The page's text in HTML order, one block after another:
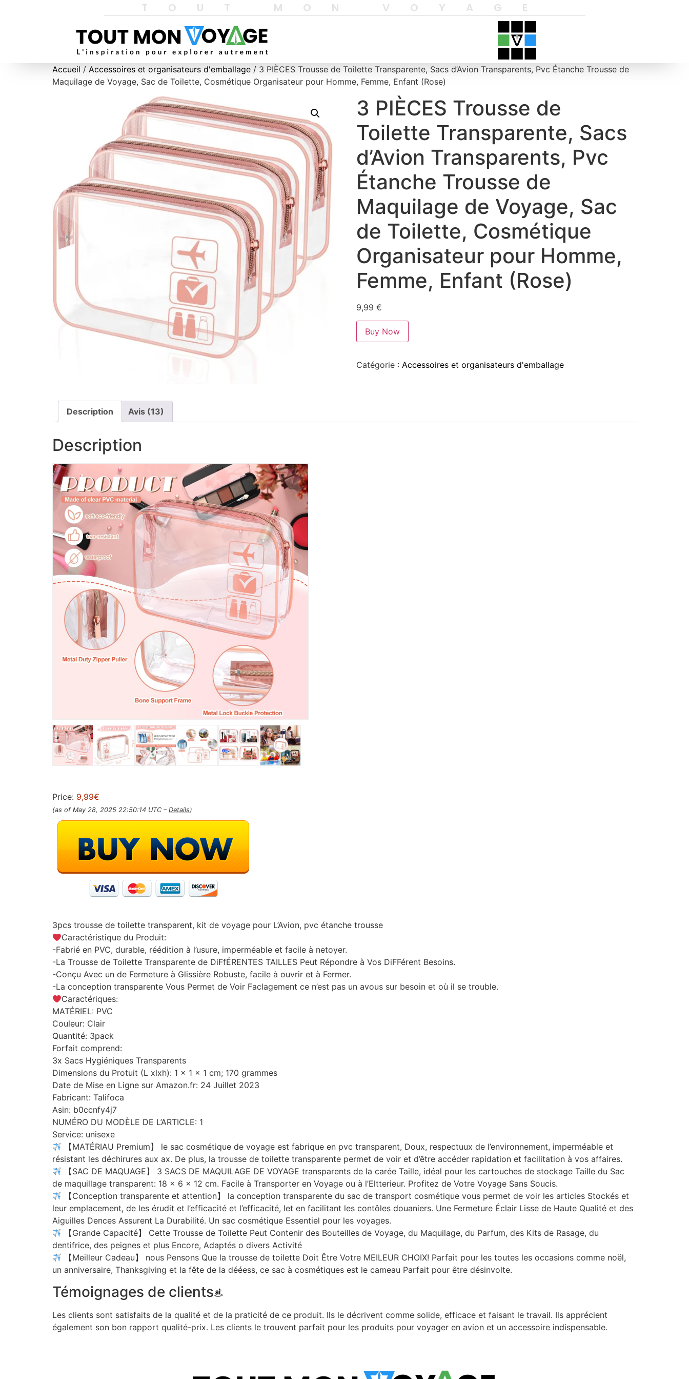
TOUT MON VOYAGE
Accueil / Accessoires et organisateurs d'emballage / 3 PIÈCES Trousse de Toilette Transparente, Sacs d’Avion Transparents, Pvc Étanche Trousse de
Maquilage de Voyage, Sac de Toilette, Cosmétique Organisateur pour Homme, Femme, Enfant (Rose)
3 PIÈCES Trousse de
Toilette Transparente, Sacs
d’Avion Transparents, Pvc
Étanche Trousse de
Maquilage de Voyage, Sac
de Toilette, Cosmétique
Organisateur pour Homme,
Femme, Enfant (Rose)
9,99 €
Buy Now
Catégorie : Accessoires et organisateurs d'emballage
Description Avis (13)
Description
Price: 9,99€
(as of May 28, 2025 22:50:14 UTC – Details)
3pcs trousse de toilette transparent, kit de voyage pour L’Avion, pvc étanche trousse
Caractéristique du Produit:
-Fabrié en PVC, durable, réédition à l’usure, imperméable et facile à netoyer.
-La Trousse de Toilette Transparente de DiFfÉRENTES TAILLES Peut Répondre à Vos DiFFérent Besoins.
-Conçu Avec un de Fermeture à Glissière Robuste, facile à ouvrir et à Fermer.
-La conception transparente Vous Permet de Voir Faclagement ce n’est pas un avous sur besoin et où il se trouble.
Caractériques:
MATÉRIEL: PVC
Couleur: Clair
Quantité: 3pack
Forfait comprend:
3x Sacs Hygiéniques Transparents
Dimensions du Protuit (L xlxh): 1 x 1 x 1 cm; 170 grammes
Date de Mise en Ligne sur Amazon.fr: 24 Juillet 2023
Fabricant: Talifoca
Asin: b0ccnfy4j7
NUMÉRO DU MODÈLE DE L’ARTICLE: 1
Service: unisexe
【MATÉRIAU Premium】 le sac cosmétique de voyage est fabrique en pvc transparent, Doux, respectuux de l’environnement, imperméable et
résistant les déchirures aux ax. De plus, la trousse de toilette transparente permet de voir et d’être accéder rapidation et facilitation à vos affaires.
【SAC DE MAQUAGE】 3 SACS DE MAQUILAGE DE VOYAGE transparents de la carée Taille, idéal pour les cartouches de stockage Taille du Sac
de maquillage transparent: 18 x 6 x 12 cm. Facile à Transporter en Voyage ou à l’Eltterieur. Profitez de Votre Voyage Sans Soucis.
【Conception transparente et attention】 la conception transparente du sac de transport cosmétique vous permet de voir les articles Stockés et
leur emplacement, de les érudit et l’efficacité et l’efficacité, let en facilitant les contôles douaniers. Une Fermeture Éclair Lisse de Haute Qualité et des
Aiguilles Dences Assurent La Durabilité. Un sac cosmétique Essentiel pour les voyages.
【Grande Capacité】 Cette Trousse de Toilette Peut Contenir des Bouteilles de Voyage, du Maquilage, du Parfum, des Kits de Rasage, du
dentifrice, des peignes et plus Encore, Adaptés o divers Activité
【Meilleur Cadeau】 nous Pensons Que la trousse de toilette Doit Être Votre MEILEUR CHOIX! Parfait pour les toutes les occasions comme noël,
un anniversaire, Thanksgiving et la fête de la dééess, ce sac à cosmétiques est le cameau Parfait pour être désinvolte.
Témoignages de clients
Les clients sont satisfaits de la qualité et de la praticité de ce produit. Ils le décrivent comme solide, efficace et faisant le travail. Ils apprécient
également son bon rapport qualité-prix. Les clients le trouvent parfait pour les produits pour voyager en avion et un accessoire indispensable.